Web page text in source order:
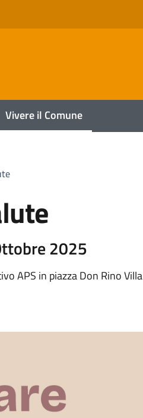
Vivere il Comune
2025
APS in piazza Don Rino Villa